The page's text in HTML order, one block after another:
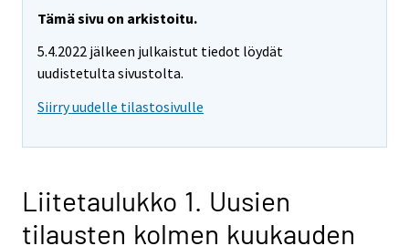
Tämä sivu on arkistoitu.
5.4.2022 jälkeen julkaistut tiedot löydät
uudistetulta sivustolta.
Siirry uudelle tilastosivulle
Liitetaulukko 1. Uusien
tilausten kolmen kuukauden